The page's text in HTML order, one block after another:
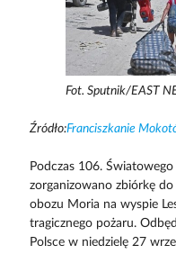
Fot. Sputnik/EAST
Źródło:Franciszkanie
Podczas 106.
zorganizowano zbiórkę
obozu Moria na wyspie
tragicznego pożaru.
Polsce w niedzielę 27